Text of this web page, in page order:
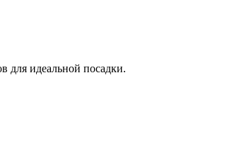
для идеальной посадки.